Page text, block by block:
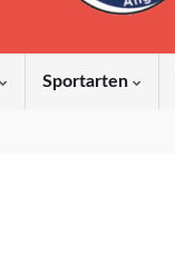
Sportarten